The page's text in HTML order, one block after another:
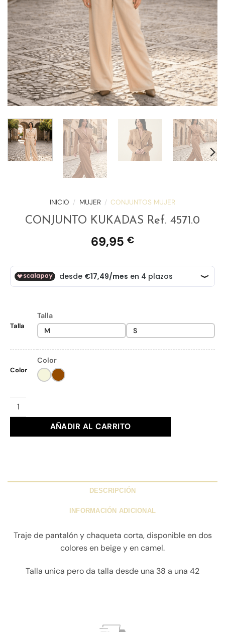
INICIO / MUJER / CONJUNTOS MUJER
CONJUNTO KUKADAS Ref. 4571.0
69,95 €
Talla
Talla
M
S
Color
Color
CONJUNTO KUKADAS Ref. 4571.0 cantidad
AÑADIR AL CARRITO
DESCRIPCIÓN
INFORMACIÓN ADICIONAL
Traje de pantalón y chaqueta corta, disponible en dos
colores en beige y en camel.
Talla unica pero da talla desde una 38 a una 42